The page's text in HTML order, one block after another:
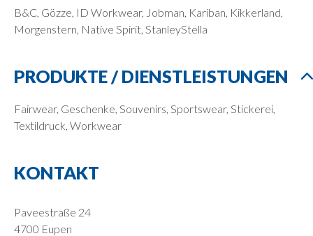
B&C, Gözze, ID Workwear, Jobman, Kariban, Kikkerland,
Morgenstern, Native Spirit, StanleyStella
PRODUKTE / DIENSTLEISTUNGEN
Fairwear, Geschenke, Souvenirs, Sportswear, Stickerei,
Textildruck, Workwear
KONTAKT
Paveestraße 24
4700 Eupen